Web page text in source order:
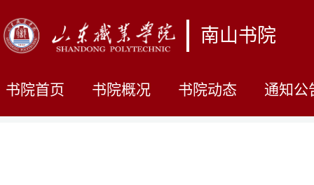
南山书院
书院首页 书院概况 书院动态 通知公